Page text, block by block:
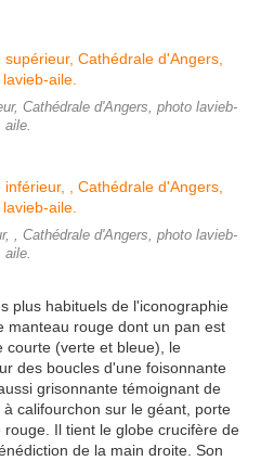
Cathédrale d'Angers, photo lavieb-
aile.
, Cathédrale d'Angers, photo lavieb-
aile.
plus habituels de l'iconographie
manteau rouge dont un pan est
courte (verte et bleue), le
des boucles d'une foisonnante
grisonnante témoignant de
califourchon sur le géant, porte
Il tient le globe crucifère de
de la main droite. Son